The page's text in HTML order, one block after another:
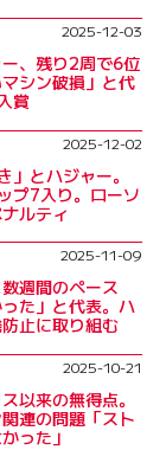
2025-12-03
、残り2周で6位
シン破損」と代
賞
2025-12-02
」とハジャー。
プ7入り。ローソ
ルティ
2025-11-09
週間のペース
た」と代表。ハ
止に取り組む
2025-10-21
以来の無得点。
連の問題「スト
った」